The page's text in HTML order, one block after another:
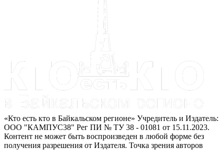
«Кто есть кто в Байкальском регионе» Учредитель и Издатель:
ООО "КАМПУС38" Рег ПИ № ТУ 38 - 01081 от 15.11.2023.
Контент не может быть воспроизведен в любой форме без
получения разрешения от Издателя. Точка зрения авторов